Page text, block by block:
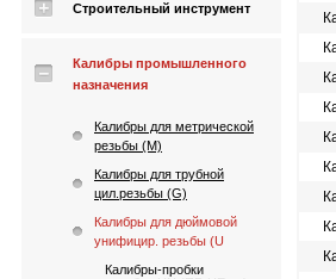
Строительный инструмент
Калибры промышленного
назначения
Калибры для метрической
резьбы (М)
Калибры для трубной
цил.резьбы (G)
Калибры для дюймовой
унифицир. резьбы (U
Калибры-пробки